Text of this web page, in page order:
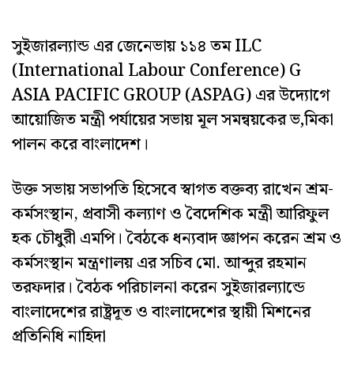
সুইজারল্যান্ড এর জেনেভায় ১১৪ তম ILC
(International Labour Conference) G
ASIA PACIFIC GROUP (ASPAG) এর উদ্যোগে
আয়োজিত মন্ত্রী পর্যায়ের সভায় মূল সমন্বয়কের ভ‚মিকা
পালন করে বাংলাদেশ।
উক্ত সভায় সভাপতি হিসেবে স্বাগত বক্তব্য রাখেন শ্রম-
কর্মসংস্থান, প্রবাসী কল্যাণ ও বৈদেশিক মন্ত্রী আরিফুল
হক চৌধুরী এমপি। বৈঠকে ধন্যবাদ জ্ঞাপন করেন শ্রম ও
কর্মসংস্থান মন্ত্রণালয় এর সচিব মো. আব্দুর রহমান
তরফদার। বৈঠক পরিচালনা করেন সুইজারল্যান্ডে
বাংলাদেশের রাষ্ট্রদূত ও বাংলাদেশের স্থায়ী মিশনের
প্রতিনিধি নাহিদা